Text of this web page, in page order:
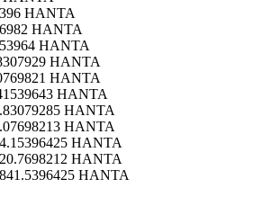
HANTA
HANTA
HANTA
HANTA
HANTA
HANTA
HANTA
HANTA
HANTA
HANTA
HANTA